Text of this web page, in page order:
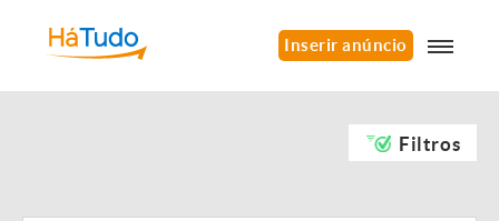
Inserir anúncio
Filtros